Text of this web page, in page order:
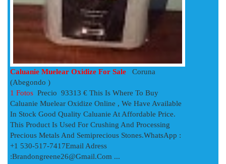
Caluanie Muelear Oxidize For Sale
Coruna
(Abegondo )
1 Fotos Precio 93313 € This Is Where To Buy
Caluanie Muelear Oxidize Online , We Have Available
In Stock Good Quality Caluanie At Affordable Price.
This Product Is Used For Crushing And Processing
Precious Metals And Semiprecious Stones.WhatsApp :
+1 530-517-7417Email Adress
:Brandongreene26@gmail.com ...